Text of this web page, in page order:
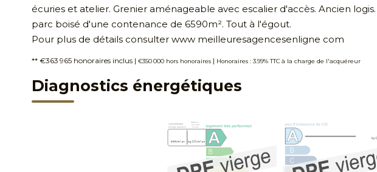
écuries et atelier. Grenier aménageable avec escalier d'accès. Ancien
parc boisé d'une contenance de 6590m². Tout à l'égout.
Pour plus de détails consulter www meilleuresagencesenligne com
** €363 965 honoraires inclus | €350 000 hors honoraires | Honoraires : 3.99% TTC à la charge de l'acquéreur
Diagnostics énergétiques